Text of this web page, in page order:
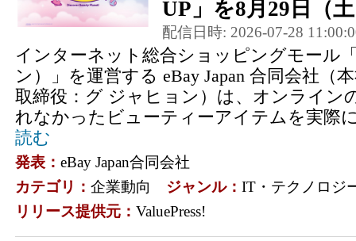
UP」を8月29日（
配信日時: 2026-07-28
インターネット総合ショッピングモール
ン）」を運営する eBay Japan 合同会社（
取締役：グ ジャヒョン）は、オンライン
れなかったビューティーアイテムを実際
読む
発表： eBay Japan合同会社
カテゴリ： 企業動向 ジャンル： IT・テクノロジ
リリース提供元： ValuePress!